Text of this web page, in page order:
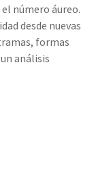
número áureo.
desde nuevas
formas
análisis